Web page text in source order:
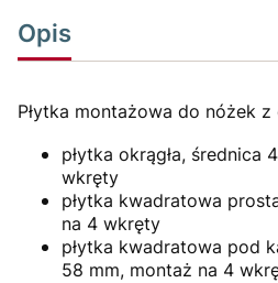
Opis
Płytka montażowa do nóżek
płytka okrągła, średnica
wkręty
płytka kwadratowa
na 4 wkręty
płytka kwadratowa pod
58 mm, montaż na 4